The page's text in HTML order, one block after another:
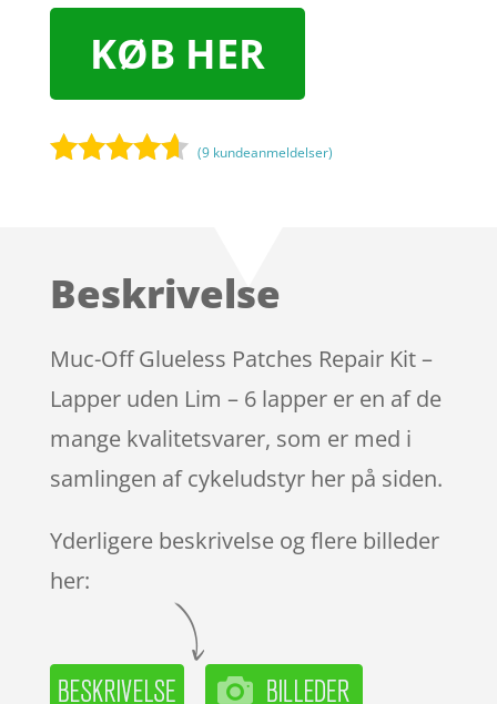
KØB HER
på
mmelser
(9 kundeanmeldelser)
Beskrivelse
Muc-Off Glueless Patches Repair Kit –
Lapper uden Lim – 6 lapper er en af de
mange kvalitetsvarer, som er med i
samlingen af cykeludstyr her på siden.
Yderligere beskrivelse og flere billeder
her: